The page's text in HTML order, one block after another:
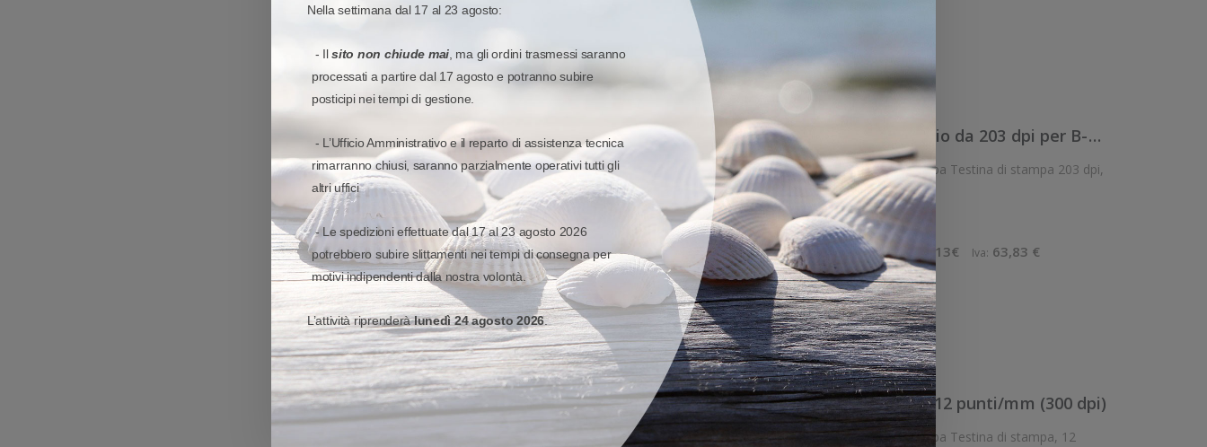
Nella settimana dal 17 al 23 agosto:
- Ilsito non chiude mai, ma gli ordini trasmessi saranno
processati a partire dal 17 agosto e potranno subire
posticipi nei tempi di gestione.
- L’Ufficio Amministrativo e il reparto di assistenza tecnica
rimarranno chiusi, saranno parzialmente operativi tutti gli
altri uffici
- Le spedizioni effettuate dal 17 al 23 agosto 2026
potrebbero subire slittamenti nei tempi di consegna per
motivi indipendenti dalla nostra volontà.
L’attività riprenderàlunedì 24 agosto 2026.
Wish list Quick View Confronta
0TSBC0145001F - Toshiba Testina di ricambio da 203 dpi per B-EX4T2
Testina di stampa di ricambio per stampanti Toshiba Toshiba Testina di stampa 203 dpi,
adatta per: B-EX4T2 Pezzo di ricambio. Ricambio: Si
353,96 €
Sconto:31% Prezzo di listino:514,84 € Imponibile:290,13€ Iva: 63,83 €
Aggiungi al carrello
Wish list Quick View Confronta
SCONTO 31% ACCESSORI E RICAMBI-TOSHIBA
7FM06647000 - Toshiba Testina di stampa, 12 punti/mm (300 dpi)
Testina di stampa di ricambio per stampanti Toshiba Toshiba Testina di stampa, 12